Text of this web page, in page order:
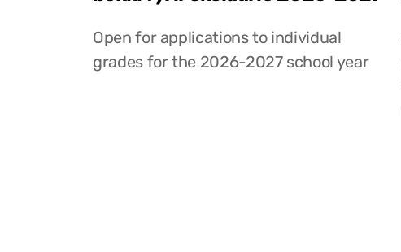
Open for applications to individual
grades for the 2026-2027 school year